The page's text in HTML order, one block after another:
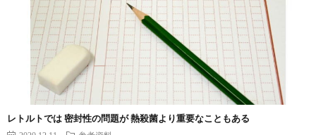
レトルトでは 密封性の問題が 熱殺菌より重要なこともある